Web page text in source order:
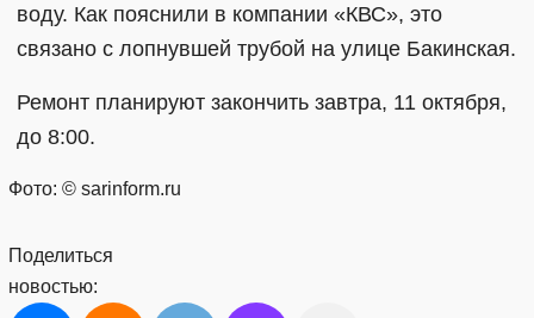
воду. Как пояснили в компании «КВС», это
связано с лопнувшей трубой на улице Бакинская.
Ремонт планируют закончить завтра, 11 октября,
до 8:00.
Фото: © sarinform.ru
Поделиться
новостью: